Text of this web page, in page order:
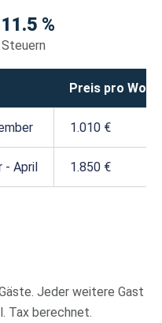
11.5 %
Steuern
Preis pro
1.010 €
- April 1.850 €
Jeder weitere Gast
Tax berechnet.